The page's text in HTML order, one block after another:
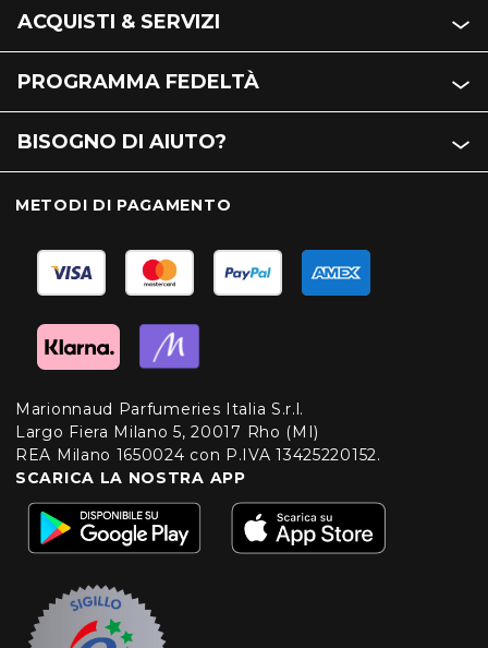
ACQUISTI & SERVIZI
PROGRAMMA FEDELTÀ
BISOGNO DI AIUTO?
METODI DI PAGAMENTO
Marionnaud Parfumeries Italia S.r.l.
Largo Fiera Milano 5, 20017 Rho (MI)
REA Milano 1650024 con P.IVA 13425220152.
SCARICA LA NOSTRA APP